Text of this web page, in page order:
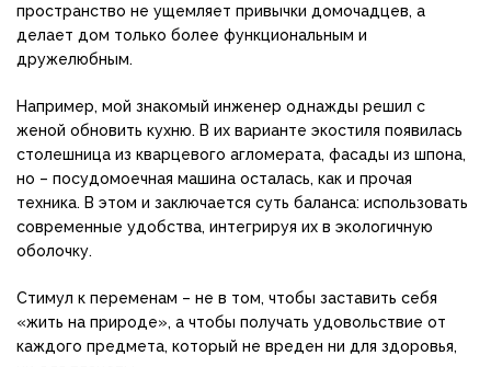
пространство не ущемляет привычки домочадцев, а
делает дом только более функциональным и
дружелюбным.
Например, мой знакомый инженер однажды решил с
женой обновить кухню. В их варианте экостиля появилась
столешница из кварцевого агломерата, фасады из шпона,
но – посудомоечная машина осталась, как и прочая
техника. В этом и заключается суть баланса: использовать
современные удобства, интегрируя их в экологичную
оболочку.
Стимул к переменам – не в том, чтобы заставить себя
«жить на природе», а чтобы получать удовольствие от
каждого предмета, который не вреден ни для здоровья,